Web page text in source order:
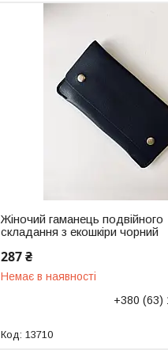
Жіночий гаманець подвійного
складання з екошкіри чорний
287 ₴
Немає в наявності
+380 (63)
13710